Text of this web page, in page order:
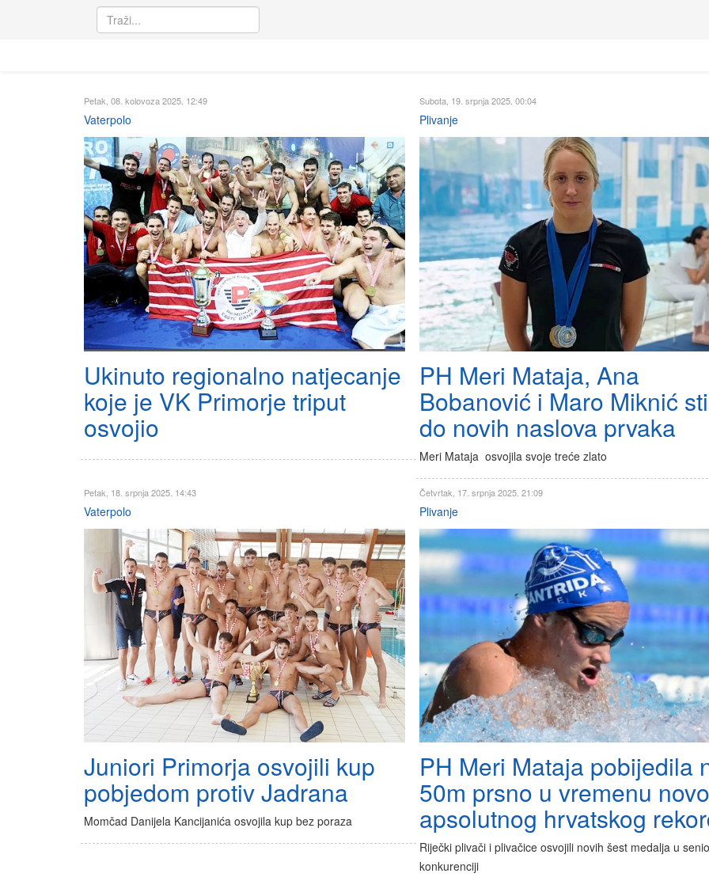
Petak, 08. kolovoza 2025. 12:49
Vaterpolo
Ukinuto regionalno natjecanje
koje je VK Primorje triput
osvojio
Subota, 19. srpnja 2025. 00:04
Plivanje
PH Meri Mataja, Ana
Bobanović i Maro Miknić
do novih naslova prvaka
Meri Mataja osvojila svoje treće zlato
Petak, 18. srpnja 2025. 14:43
Vaterpolo
Juniori Primorja osvojili kup
pobjedom protiv Jadrana
Momčad Danijela Kancijanića osvojila kup bez poraza
Četvrtak, 17. srpnja 2025. 21:09
Plivanje
PH Meri Mataja pobijedila
50m prsno u vremenu
apsolutnog hrvatskog
Riječki plivači i plivačice osvojili novih šest medalja u
konkurenciji